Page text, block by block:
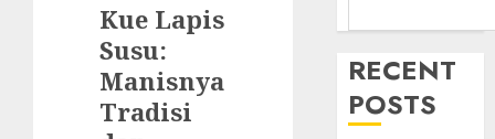
Kue Lapis
Susu:
Manisnya
Tradisi
RECENT
POSTS